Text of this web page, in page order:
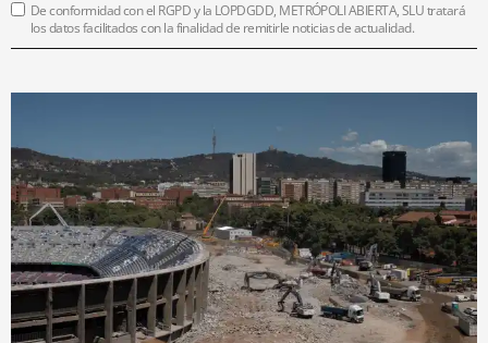
De conformidad con el RGPD y la LOPDGDD, METRÓPOLI ABIERTA, SLU tratará
los datos facilitados con la finalidad de remitirle noticias de actualidad.